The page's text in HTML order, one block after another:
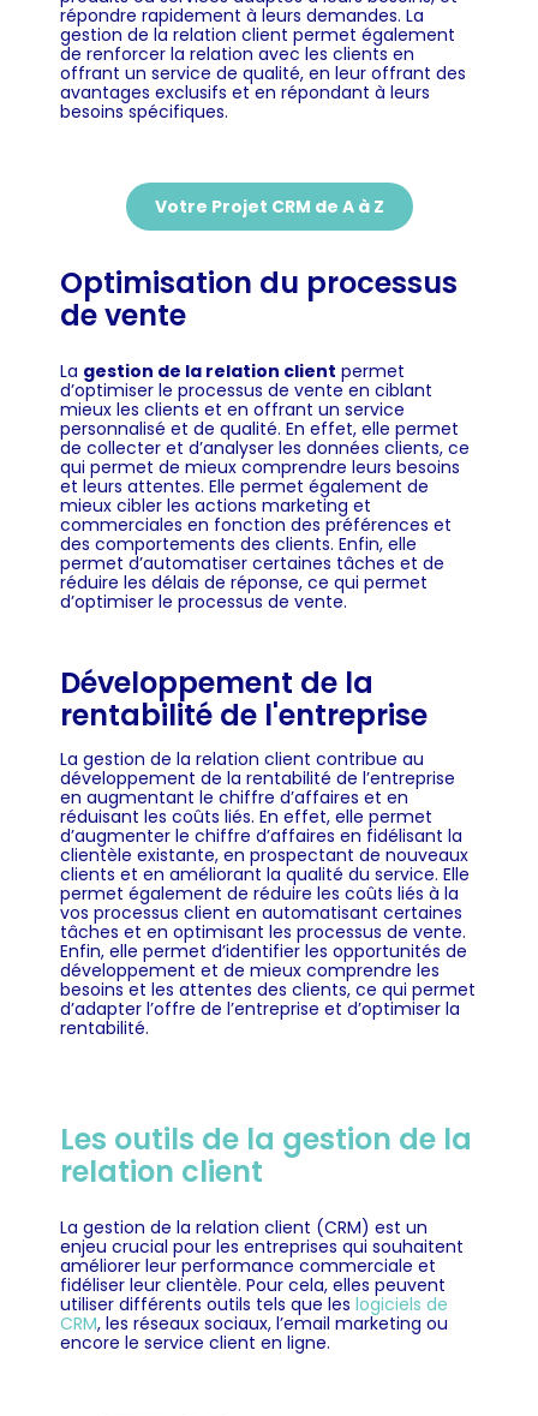
répondre rapidement à leurs demandes. La
gestion de la relation client permet également
de renforcer la relation avec les clients en
offrant un service de qualité, en leur offrant des
avantages exclusifs et en répondant à leurs
besoins spécifiques.
Votre Projet CRM de A à Z
Optimisation du processus
de vente
La gestion de la relation client permet
d’optimiser le processus de vente en ciblant
mieux les clients et en offrant un service
personnalisé et de qualité. En effet, elle permet
de collecter et d’analyser les données clients, ce
qui permet de mieux comprendre leurs besoins
et leurs attentes. Elle permet également de
mieux cibler les actions marketing et
commerciales en fonction des préférences et
des comportements des clients. Enfin, elle
permet d’automatiser certaines tâches et de
réduire les délais de réponse, ce qui permet
d’optimiser le processus de vente.
Développement de la
rentabilité de l'entreprise
La gestion de la relation client contribue au
développement de la rentabilité de l’entreprise
en augmentant le chiffre d’affaires et en
réduisant les coûts liés. En effet, elle permet
d’augmenter le chiffre d’affaires en fidélisant la
clientèle existante, en prospectant de nouveaux
clients et en améliorant la qualité du service. Elle
permet également de réduire les coûts liés à la
vos processus client en automatisant certaines
tâches et en optimisant les processus de vente.
Enfin, elle permet d’identifier les opportunités de
développement et de mieux comprendre les
besoins et les attentes des clients, ce qui permet
d’adapter l’offre de l’entreprise et d’optimiser la
rentabilité.
Les outils de la gestion de la
relation client
La gestion de la relation client (CRM) est un
enjeu crucial pour les entreprises qui souhaitent
améliorer leur performance commerciale et
fidéliser leur clientèle. Pour cela, elles peuvent
utiliser différents outils tels que les logiciels de
CRM, les réseaux sociaux, l’email marketing ou
encore le service client en ligne.